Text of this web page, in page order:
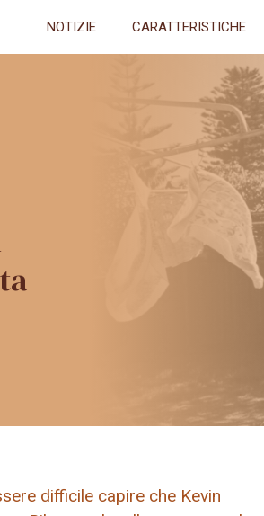
NOTIZIE CARATTERISTICHE
difficile capire che Kevin